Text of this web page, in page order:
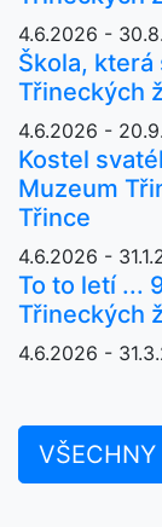
4.6.2026 -
Škola,
Třineckých
4.6.2026 -
Kostel
Muzeum
Třince
4.6.2026 -
To to letí ...
Třineckých
4.6.2026 -
VŠECHNY